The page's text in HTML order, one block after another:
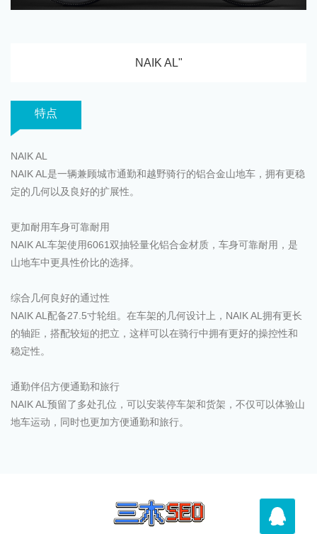
NAIK AL"
特点
NAIK AL
NAIK AL是一辆兼顾城市通勤和越野骑行的铝合金山地车，拥有更稳
定的几何以及良好的扩展性。
更加耐用车身可靠耐用
NAIK AL车架使用6061双抽轻量化铝合金材质，车身可靠耐用，是
山地车中更具性价比的选择。
综合几何良好的通过性
NAIK AL配备27.5寸轮组。在车架的几何设计上，NAIK AL拥有更长
的轴距，搭配较短的把立，这样可以在骑行中拥有更好的操控性和
稳定性。
通勤伴侣方便通勤和旅行
NAIK AL预留了多处孔位，可以安装停车架和货架，不仅可以体验山
地车运动，同时也更加方便通勤和旅行。